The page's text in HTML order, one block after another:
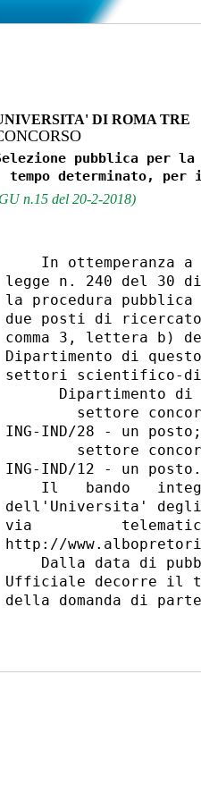
DI ROMA TRE
pubblica per
n.15 del 20-2-2018)
In ottemperanza a
legge n. 240 del 30
la procedura
due posti di
comma 3, lettera b)
Dipartimento di
settori scientifico-
Dipartimento di
settore
ING-IND/28 - un
settore
ING-IND/12 - un
Il   bando
dell'Universita' degli
via
http://
Dalla data di
Ufficiale decorre il
della domanda di